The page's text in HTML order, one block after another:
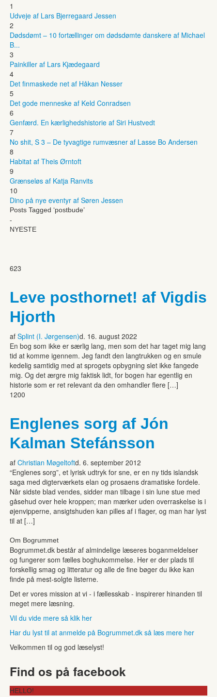
1
Udveje af Lars Bjerregaard Jessen
2
Dødsdømt – 10 fortællinger om dødsdømte danskere af Michael
B...
3
Painkiller af Lars Kjædegaard
4
Det finmaskede net af Håkan Nesser
5
Det gode menneske af Keld Conradsen
6
Genfærd. En kærlighedshistorie af Siri Hustvedt
7
No shit, S 3 – De tyvagtige rumvæsner af Lasse Bo Andersen
8
Habitat af Theis Ørntoft
9
Grænseløs af Katja Ranvits
10
Dino på nye eventyr af Søren Jessen
Posts Tagged ‘postbude’
-
NYESTE
623
Leve posthornet! af Vigdis
Hjorth
af Splint (I. Jørgensen)d. 16. august 2022
En bog som ikke er særlig lang, men som det har taget mig lang
tid at komme igennem. Jeg fandt den langtrukken og en smule
kedelig samtidig med at sprogets opbygning slet ikke fangede
mig. Og det ærgre mig faktisk lidt, for bogen har egentlig en
historie som er ret relevant da den omhandler flere […]
1200
Englenes sorg af Jón
Kalman Stefánsson
af Christian Møgeltoftd. 6. september 2012
“Englenes sorg”, et lyrisk udtryk for sne, er en ny tids islandsk
saga med digterværkets elan og prosaens dramatiske fordele.
Når sidste blad vendes, sidder man tilbage i sin lune stue med
gåsehud over hele kroppen; man mærker uden overraskelse is i
øjenvipperne, ansigtshuden kan pilles af i flager, og man har lyst
til at […]
Om Bogrummet
Bogrummet.dk består af almindelige læseres boganmeldelser
og fungerer som fælles boghukommelse. Her er der plads til
forskellig smag og litteratur og alle de fine bøger du ikke kan
finde på mest-solgte listerne.
Det er vores mission at vi - i fællesskab - inspirerer hinanden til
meget mere læsning.
Vil du vide mere så klik her
Har du lyst til at anmelde på Bogrummet.dk så læs mere her
Velkommen til og god læselyst!
Find os på facebook
HELLO!